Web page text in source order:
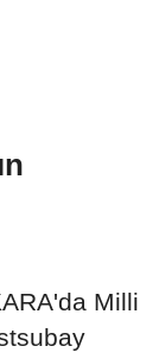
Milli